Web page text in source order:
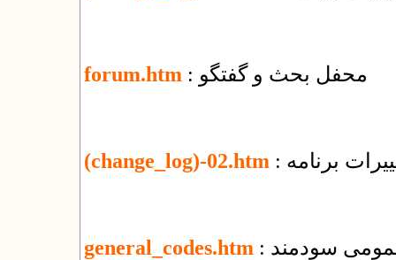
forum.htm : محفل بحث و گفتگو
(change_log)-02.htm برنامه
general_codes.htm سودمند